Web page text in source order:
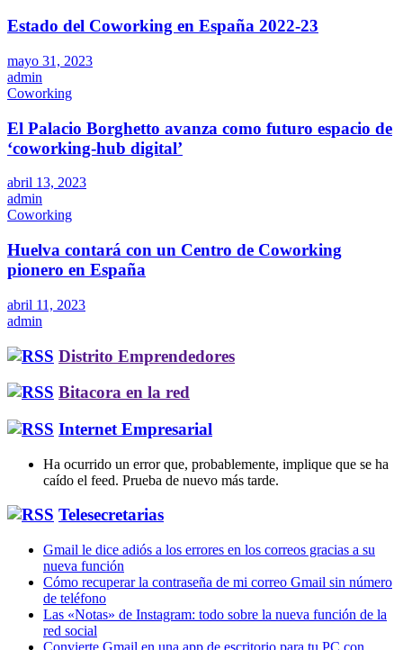
Estado del Coworking en España 2022-23
mayo 31, 2023
admin
Coworking
El Palacio Borghetto avanza como futuro espacio de
‘coworking-hub digital’
abril 13, 2023
admin
Coworking
Huelva contará con un Centro de Coworking
pionero en España
abril 11, 2023
admin
Distrito Emprendedores
Bitacora en la red
Internet Empresarial
Ha ocurrido un error que, probablemente, implique que se ha
caído el feed. Prueba de nuevo más tarde.
Telesecretarias
Gmail le dice adiós a los errores en los correos gracias a su
nueva función
Cómo recuperar la contraseña de mi correo Gmail sin número
de teléfono
Las «Notas» de Instagram: todo sobre la nueva función de la
red social